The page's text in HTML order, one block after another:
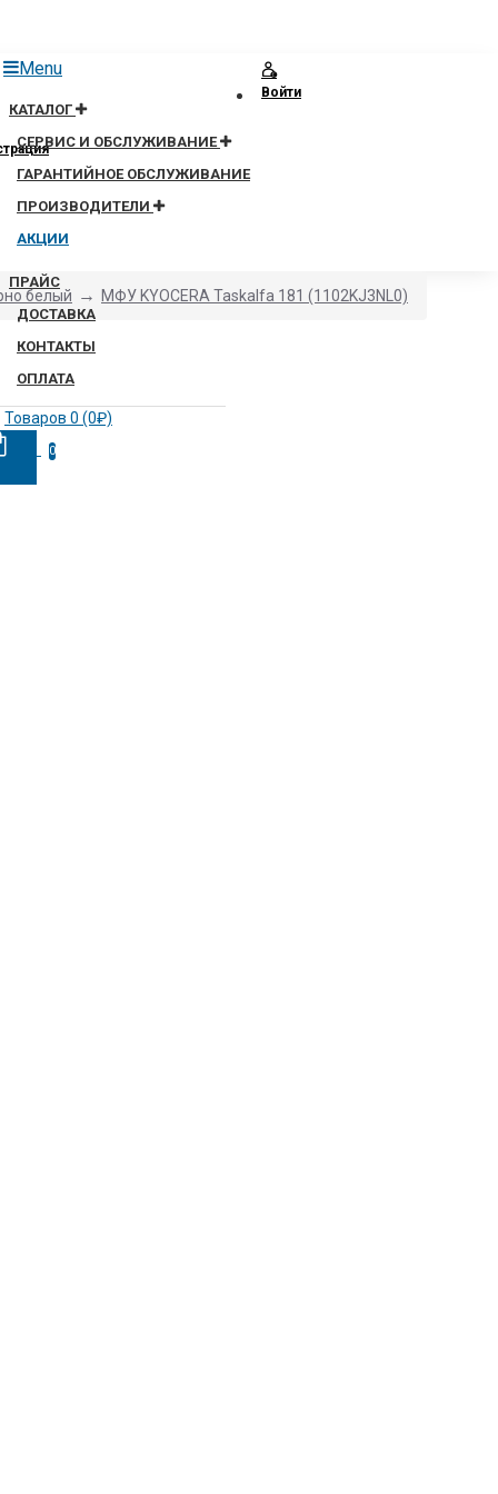
Menu
КАТАЛОГ
СЕРВИС И ОБСЛУЖИВАНИЕ
ГАРАНТИЙНОЕ ОБСЛУЖИВАНИЕ
ПРОИЗВОДИТЕЛИ
АКЦИИ
ПРАЙС
ДОСТАВКА
КОНТАКТЫ
ОПЛАТА
Товаров 0 (0₽)
0
Войти
белый МФУ KYOCERA Taskalfa 181 (1102KJ3NL0)